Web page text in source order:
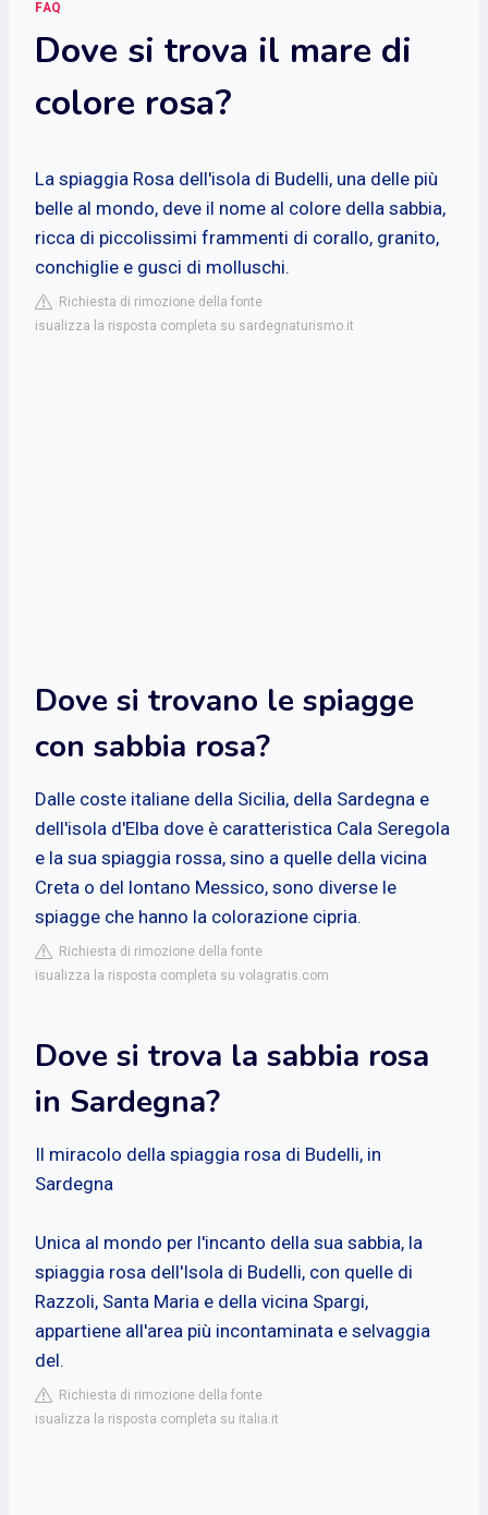
FAQ
Dove si trova il mare di
colore rosa?
La spiaggia Rosa dell'isola di Budelli, una delle più
belle al mondo, deve il nome al colore della sabbia,
ricca di piccolissimi frammenti di corallo, granito,
conchiglie e gusci di molluschi.
Richiesta di rimozione della fonte
isualizza la risposta completa su sardegnaturismo.it
Dove si trovano le spiagge
con sabbia rosa?
Dalle coste italiane della Sicilia, della Sardegna e
dell'isola d'Elba dove è caratteristica Cala Seregola
e la sua spiaggia rossa, sino a quelle della vicina
Creta o del lontano Messico, sono diverse le
spiagge che hanno la colorazione cipria.
Richiesta di rimozione della fonte
isualizza la risposta completa su volagratis.com
Dove si trova la sabbia rosa
in Sardegna?
Il miracolo della spiaggia rosa di Budelli, in
Sardegna
Unica al mondo per l'incanto della sua sabbia, la
spiaggia rosa dell'Isola di Budelli, con quelle di
Razzoli, Santa Maria e della vicina Spargi,
appartiene all'area più incontaminata e selvaggia
del.
Richiesta di rimozione della fonte
isualizza la risposta completa su italia.it